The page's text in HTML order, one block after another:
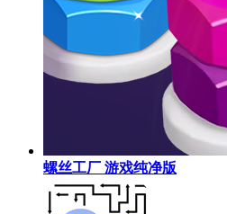
螺丝工厂 游戏纯净版